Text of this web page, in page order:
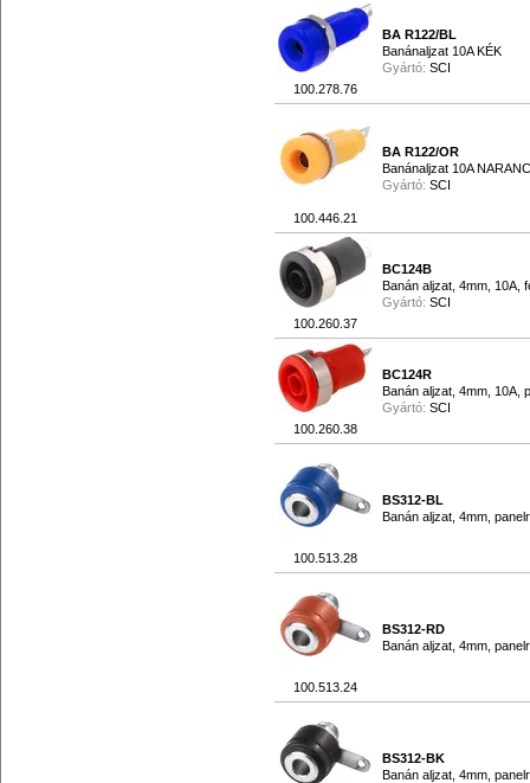
100.278.76
BA R122/BL
Banánaljzat 10A KÉK
Gyártó: SCI
100.446.21
BA R122/OR
Banánaljzat 10A
Gyártó: SCI
100.260.37
BC124B
Banán aljzat, 4mm, 10A,
Gyártó: SCI
100.260.38
BC124R
Banán aljzat, 4mm, 10A,
Gyártó: SCI
100.513.28
BS312-BL
Banán aljzat, 4mm,
100.513.24
BS312-RD
Banán aljzat, 4mm,
BS312-BK
Banán aljzat, 4mm,